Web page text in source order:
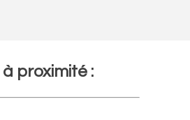
proximité :